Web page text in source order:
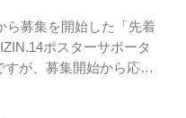
各1枚ずつの合計2枚と
ターの発送につきまし...
ら募集を開始した「先着
ポスターサポータ
すが、募集開始から応募
ので募集を締め切らせて